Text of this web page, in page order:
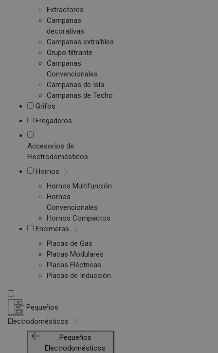
Extractores
Campanas
decorativas
Campanas extraíbles
Grupo filtrante
Campanas
Convencionales
Campanas de Isla
Campanas de Techo
Grifos
Fregaderos
Accesorios de
Electrodomésticos
Hornos
Hornos Multifunción
Hornos
Convencionales
Hornos Compactos
Encimeras
Placas de Gas
Placas Modulares
Placas Eléctricas
Placas de Inducción
Pequeños
Electrodomésticos
Pequeños
Electrodomésticos